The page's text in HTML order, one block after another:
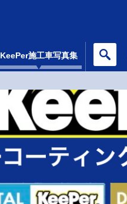
KeePer施工車写真集